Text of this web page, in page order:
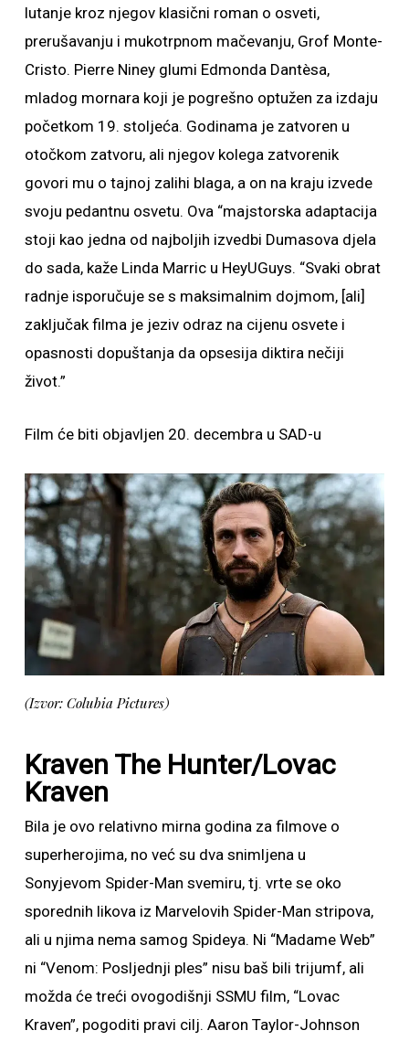
lutanje kroz njegov klasični roman o osveti,
prerušavanju i mukotrpnom mačevanju, Grof Monte-
Cristo. Pierre Niney glumi Edmonda Dantèsa,
mladog mornara koji je pogrešno optužen za izdaju
početkom 19. stoljeća. Godinama je zatvoren u
otočkom zatvoru, ali njegov kolega zatvorenik
govori mu o tajnoj zalihi blaga, a on na kraju izvede
svoju pedantnu osvetu. Ova “majstorska adaptacija
stoji kao jedna od najboljih izvedbi Dumasova djela
do sada, kaže Linda Marric u HeyUGuys. “Svaki obrat
radnje isporučuje se s maksimalnim dojmom, [ali]
zaključak filma je jeziv odraz na cijenu osvete i
opasnosti dopuštanja da opsesija diktira nečiji
život.”
Film će biti objavljen 20. decembra u SAD-u
(Izvor: Colubia Pictures)
Kraven The Hunter/Lovac
Kraven
Bila je ovo relativno mirna godina za filmove o
superherojima, no već su dva snimljena u
Sonyjevom Spider-Man svemiru, tj. vrte se oko
sporednih likova iz Marvelovih Spider-Man stripova,
ali u njima nema samog Spideya. Ni “Madame Web”
ni “Venom: Posljednji ples” nisu baš bili trijumf, ali
možda će treći ovogodišnji SSMU film, “Lovac
Kraven”, pogoditi pravi cilj. Aaron Taylor-Johnson